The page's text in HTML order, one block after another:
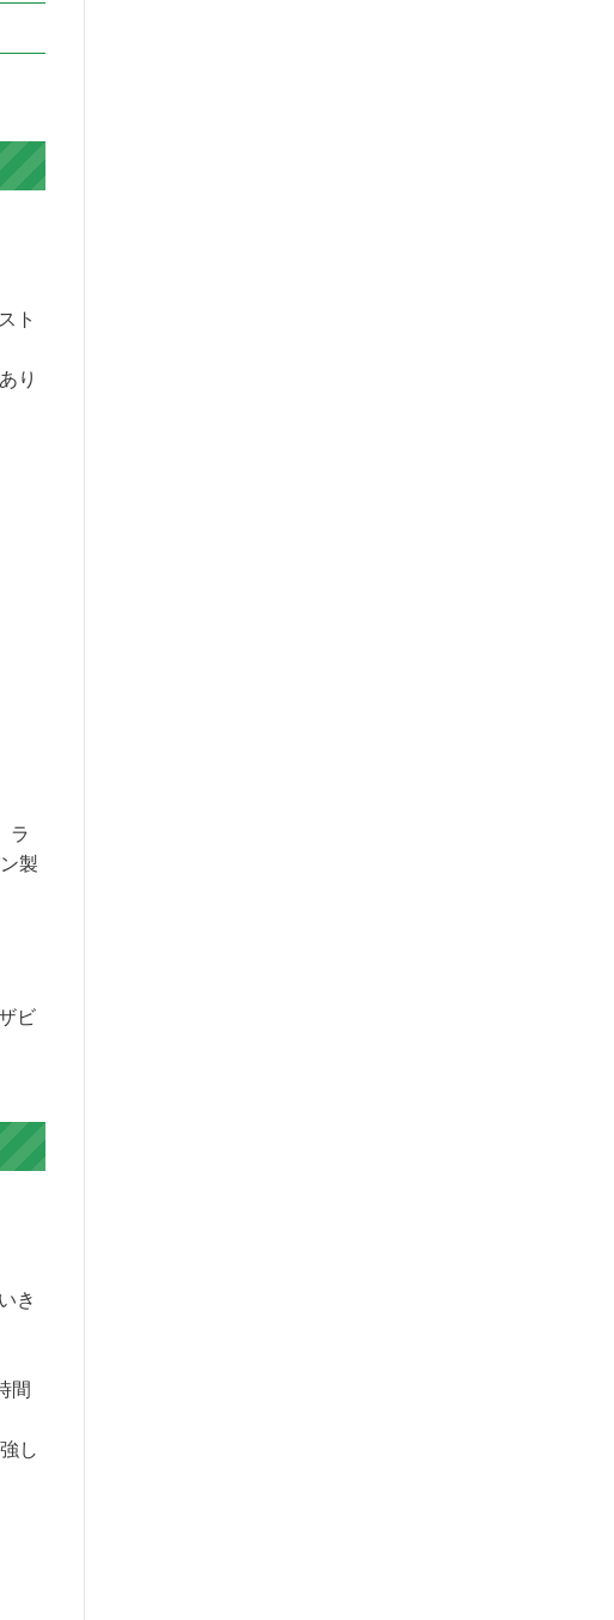
ト
り
ラ
製
ビ
き
間
し